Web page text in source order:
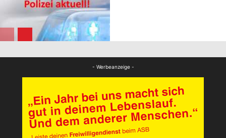
- Werbeanzeige -